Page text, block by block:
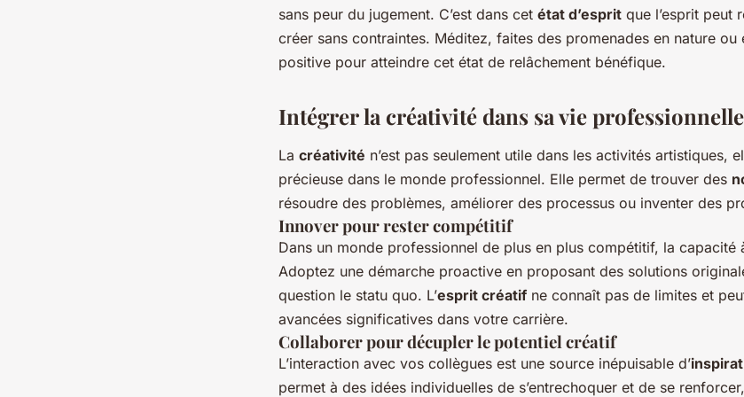
sans peur du jugement. C’est dans cet état d’esprit que l’esprit peut
créer sans contraintes. Méditez, faites des promenades en nature
positive pour atteindre cet état de relâchement bénéfique.
Intégrer la créativité dans sa vie professionnelle
La créativité n’est pas seulement utile dans les activités artistiques,
précieuse dans le monde professionnel. Elle permet de trouver des
résoudre des problèmes, améliorer des processus ou inventer des
Innover pour rester compétitif
Dans un monde professionnel de plus en plus compétitif, la capacité
Adoptez une démarche proactive en proposant des solutions
question le statu quo. L’esprit créatif ne connaît pas de limites et
avancées significatives dans votre carrière.
Collaborer pour décupler le potentiel créatif
L’interaction avec vos collègues est une source inépuisable d’
permet à des idées individuelles de s’entrechoquer et de se